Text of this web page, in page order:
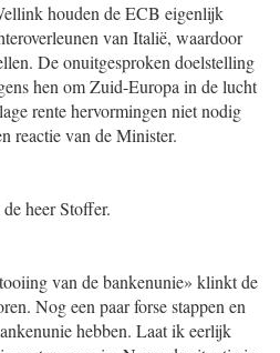
houden de ECB eigenlijk
van Italië, waardoor
De onuitgesproken doelstelling
hen om Zuid-Europa in de lucht
rente hervormingen niet nodig
reactie van de Minister.
heer Stoffer.
van de bankenunie» klinkt de
Nog een paar forse stappen en
hebben. Laat ik eerlijk